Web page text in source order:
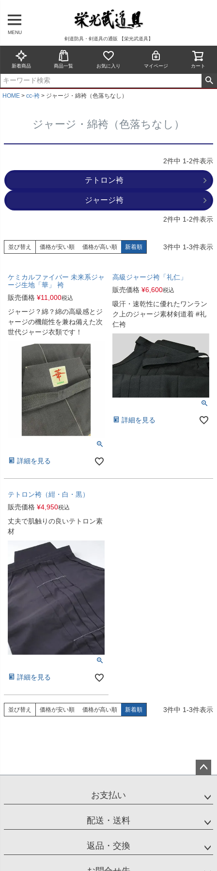
剣道防具・剣道具の通販 【栄光武道具】
MENU
新着商品 商品一覧 お気に入り マイページ カート
HOME cc-袴 ジャージ・綿袴（色落ちなし）
ジャージ・綿袴（色落ちなし）
2件中 1-2件表示
テトロン袴
ジャージ袴
2件中 1-2件表示
並び替え 価格が安い順 価格が高い順 新着順 3件中 1-3件表示
ケミカルファイバー 未来系ジャ
ージ生地「華」 袴
販売価格 ¥11,000税込
ジャージ？綿？綿の高級感とジ
ャージの機能性を兼ね備えた次
世代ジャージ衣類です！
詳細を見る
高級ジャージ袴「礼仁」
販売価格 ¥6,600税込
吸汗・速乾性に優れたワンラン
ク上のジャージ素材剣道着 #礼
仁袴
詳細を見る
テトロン袴（紺・白・黒）
販売価格 ¥4,950税込
丈夫で肌触りの良いテトロン素
材
詳細を見る
並び替え 価格が安い順 価格が高い順 新着順 3件中 1-3件表示
ップ
お支払い
配送・送料
返品・交換